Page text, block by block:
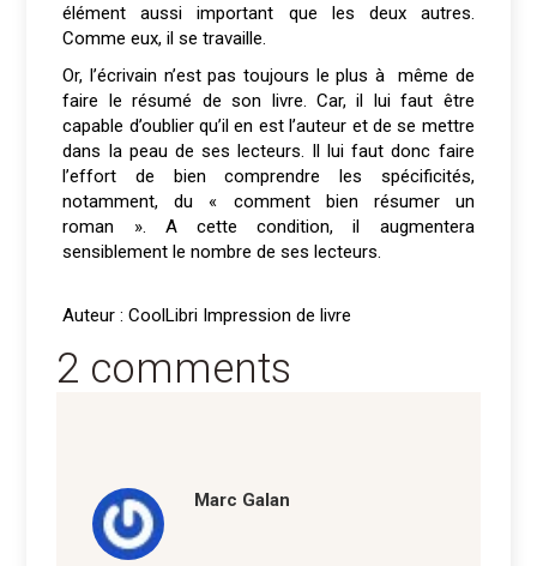
élément aussi important que les deux autres.
Comme eux, il se travaille.
Or, l’écrivain n’est pas toujours le plus à même de
faire le résumé de son livre. Car, il lui faut être
capable d’oublier qu’il en est l’auteur et de se mettre
dans la peau de ses lecteurs. Il lui faut donc faire
l’effort de bien comprendre les spécificités,
notamment, du « comment bien résumer un
roman ». A cette condition, il augmentera
sensiblement le nombre de ses lecteurs.
Auteur : CoolLibri Impression de livre
2 comments
Marc Galan